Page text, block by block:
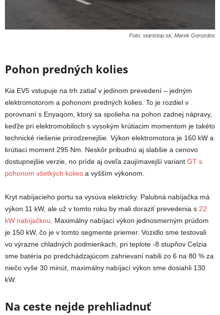
Foto: startstop.sk, Marek Gorozdos
Pohon predných kolies
Kia EV5 vstupuje na trh zatiaľ v jedinom prevedení – jedným
elektromotorom a pohonom predných kolies. To je rozdiel v
porovnaní s Enyaqom, ktorý sa spolieha na pohon zadnej nápravy,
keďže pri elektromobiloch s vysokým krútiacim momentom je takéto
technické riešenie prirodzenejšie. Výkon elektromotora je 160 kW a
krútiaci moment 295 Nm. Neskôr pribudnú aj slabšie a cenovo
dostupnejšie verzie, no príde aj oveľa zaujímavejší variant GT s
pohonom všetkých kolies a vyšším výkonom.
Kryt nabíjacieho portu sa vysúva elektricky. Palubná nabíjačka má
výkon 11 kW, ale už v tomto roku by mali doraziť prevedenia s 22
kW nabíjačkou. Maximálny nabíjací výkon jednosmerným prúdom
je 150 kW, čo je v tomto segmente priemer. Vozidlo sme testovali
vo výrazne chladných podmienkach, pri teplote -8 stupňov Celzia
sme batéria po predchádzajúcom zahrievaní nabili zo 6 na 80 % za
niečo vyše 30 minút, maximálny nabíjací výkon sme dosiahli 130
kW.
Na ceste nejde prehliadnuť